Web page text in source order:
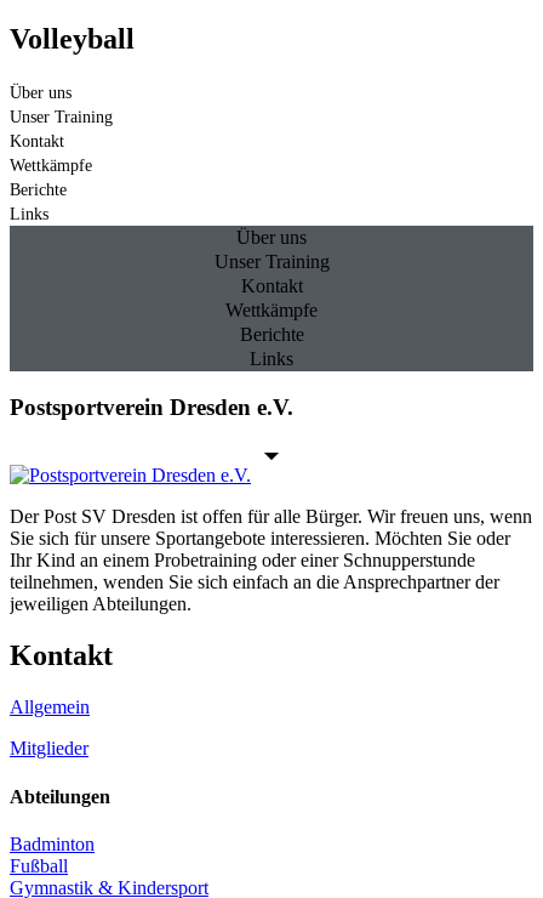
Volleyball
Über uns
Unser Training
Kontakt
Wettkämpfe
Berichte
Links
Über uns
Unser Training
Kontakt
Wettkämpfe
Berichte
Links
Postsportverein Dresden e.V.
Der Post SV Dresden ist offen für alle Bürger. Wir freuen uns, wenn
Sie sich für unsere Sportangebote interessieren. Möchten Sie oder
Ihr Kind an einem Probetraining oder einer Schnupperstunde
teilnehmen, wenden Sie sich einfach an die Ansprechpartner der
jeweiligen Abteilungen.
Kontakt
Allgemein
Mitglieder
Abteilungen
Badminton
Fußball
Gymnastik & Kindersport